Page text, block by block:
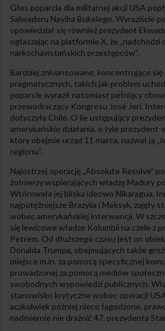
Głos poparcia dla militarnej akcji USA
Salwadoru Nayiba Bukelego. Wyraziście
opowiedział się również prezydent
ogłaszając na platformie X, że „nadchodzi
narkochavistańskich przestępców”.
Bardziej zniuansowane, koncentrujące
pragmatycznych, takich jak problem
poparcie wyraził natomiast pełniący
przewodniczący Kongresu José Jeri.
dotyczyła Chile. O ile ustępujący
amerykańskie działania, o tyle
który obejmie urząd 11 marca, nazwał ją
regionu”.
Najostrzej operację „Absolute Resolve”
żołnierzy wspierających władzę Madury
Wtórowała jej bliska ideowo Nikaragua.
najpotężniejsze Brazylia i Meksyk, zajęły
wobec amerykańskiej interwencji. W
się lewicowe władze Kolumbii na czele z
Petrem. Od dłuższego czasu jest on
Donalda Trumpa, obejmujących także
miejsce m.in. za pomocą specyficznej
prowadzonej za pomocą mediów
swobodnych wypowiedzi publicznych.
stanowisko krytyczne wobec operacji
aczkolwiek później nieco łagodzone,
nadmiernie nie drażnić 47. prezydenta